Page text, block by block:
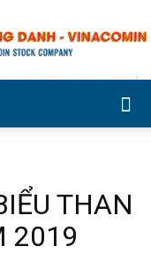
THAN
2019